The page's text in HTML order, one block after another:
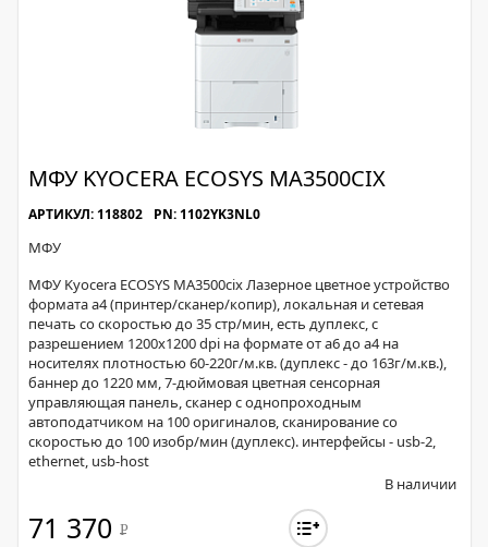
МФУ KYOCERA ECOSYS MA3500CIX
АРТИКУЛ: 118802 PN: 1102YK3NL0
МФУ
МФУ Kyocera ECOSYS MA3500cix Лазерное цветное устройство
формата а4 (принтер/сканер/копир), локальная и сетевая
печать со скоростью до 35 стр/мин, есть дуплекс, с
разрешением 1200х1200 dpi на формате от а6 до а4 на
носителях плотностью 60-220г/м.кв. (дуплекс - до 163г/м.кв.),
баннер до 1220 мм, 7-дюймовая цветная сенсорная
управляющая панель, сканер с однопроходным
автоподатчиком на 100 оригиналов, сканирование со
скоростью до 100 изобр/мин (дуплекс). интерфейсы - usb-2,
ethernet, usb-host
В наличии
71 370 Р